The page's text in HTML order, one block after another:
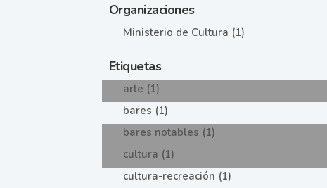
Organizaciones
Ministerio de Cultura (1)
Etiquetas
arte (1)
bares (1)
bares notables (1)
cultura (1)
cultura-recreación (1)